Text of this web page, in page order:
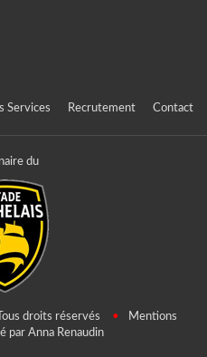
Services Recrutement Contact
du
Tous droits réservés •
Mentions
par Anna Renaudin